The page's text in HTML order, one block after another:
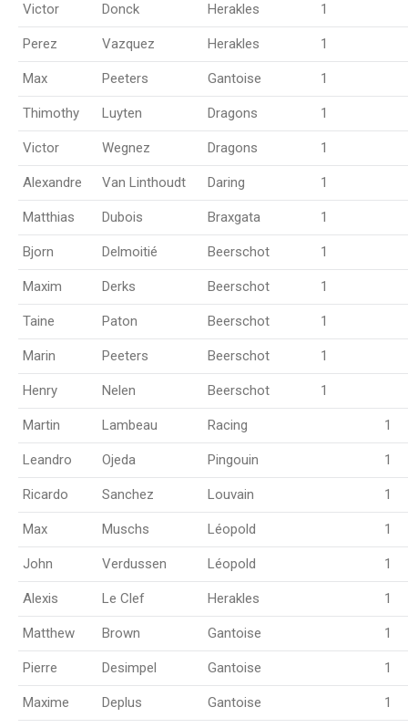
Victor Donck Herakles 1
Perez Vazquez Herakles 1
Max Peeters Gantoise 1
Thimothy Luyten Dragons 1
Victor Wegnez Dragons 1
Alexandre Van Linthoudt Daring 1
Matthias Dubois Braxgata 1
Bjorn Delmoitié Beerschot 1
Maxim Derks Beerschot 1
Taine Paton Beerschot 1
Marin Peeters Beerschot 1
Henry Nelen Beerschot 1
Martin Lambeau Racing 1
Leandro Ojeda Pingouin 1
Ricardo Sanchez Louvain 1
Max Muschs Léopold 1
John Verdussen Léopold 1
Alexis Le Clef Herakles 1
Matthew Brown Gantoise 1
Pierre Desimpel Gantoise 1
Maxime Deplus Gantoise 1